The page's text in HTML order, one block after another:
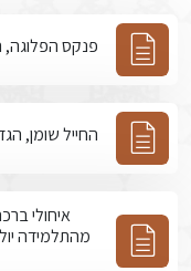
פנקס הפלוגה,
החייל שומן,
איחולי
מהתלמידה